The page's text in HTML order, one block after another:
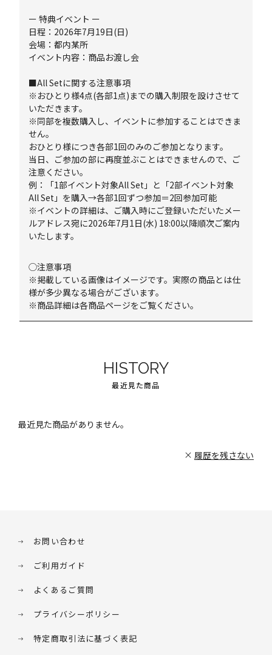
ー 特典イベント ー
日程：2026年7月19日(日)
会場：都内某所
イベント内容：商品お渡し会
■All Setに関する注意事項
※おひとり様4点(各部1点)までの購入制限を設けさせて
いただきます。
※同部を複数購入し、イベントに参加することはできま
せん。
おひとり様につき各部1回のみのご参加となります。
当日、ご参加の部に再度並ぶことはできませんので、ご
注意ください。
例：「1部イベント対象All Set」と「2部イベント対象
All Set」を購入→各部1回ずつ参加＝2回参加可能
※イベントの詳細は、ご購入時にご登録いただいたメー
ルアドレス宛に2026年7月1日(水) 18:00以降順次ご案内
いたします。
◯注意事項
※掲載している画像はイメージです。実際の商品とは仕
様が多少異なる場合がございます。
※商品詳細は各商品ページをご覧ください。
HISTORY
最近見た商品
最近見た商品がありません。
履歴を残さない
お問い合わせ
ご利用ガイド
よくあるご質問
プライバシーポリシー
特定商取引法に基づく表記